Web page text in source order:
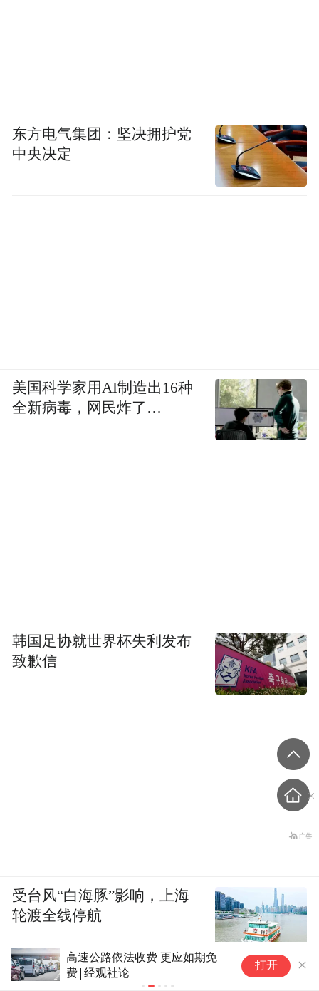
美“阴谋论大神”死了，曾造谣
“中国收买拜登”
打开
东方电气集团：坚决拥护党
中央决定
美国科学家用AI制造出16种
全新病毒，网民炸了…
韩国足协就世界杯失利发布
致歉信
受台风“白海豚”影响，上海
轮渡全线停航